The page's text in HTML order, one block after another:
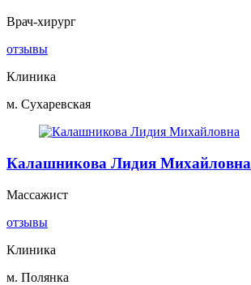
Врач-хирург
отзывы
Клиника
м. Сухаревская
Калашникова Лидия Михайловна
Массажист
отзывы
Клиника
м. Полянка